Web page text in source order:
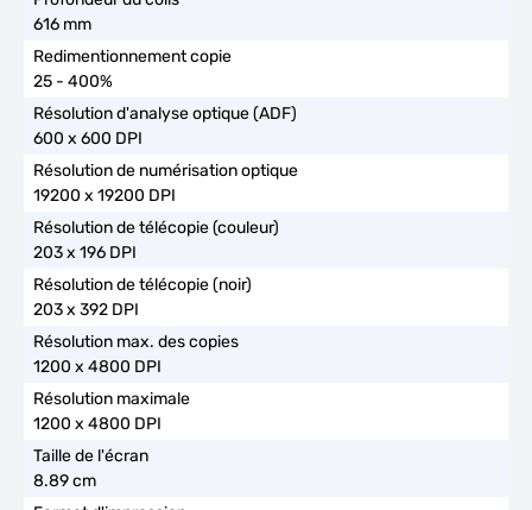
616 mm
25 - 400%
600 x 600 DPI
19200 x 19200 DPI
203 x 196 DPI
203 x 392 DPI
1200 x 4800 DPI
1200 x 4800 DPI
8.89 cm